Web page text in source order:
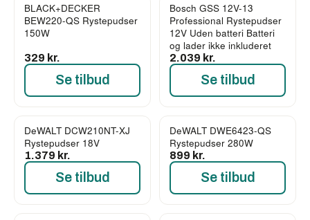
BLACK+DECKER
BEW220-QS Rystepudser
150W
329 kr.
Se tilbud
Bosch GSS 12V-13
Professional Rystepudser
12V Uden batteri Batteri
og lader ikke inkluderet
2.039 kr.
Se tilbud
DeWALT DCW210NT-XJ
Rystepudser 18V
1.379 kr.
Se tilbud
DeWALT DWE6423-QS
Rystepudser 280W
899 kr.
Se tilbud